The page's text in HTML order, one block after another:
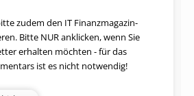
zudem den IT Finanzmagazin-
Bitte NUR anklicken, wenn Sie
erhalten möchten - für das
ist es nicht notwendig!